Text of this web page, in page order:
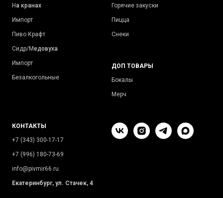
На кранах
Импорт
Пиво Крафт
Сидр/Медовуха
Импорт
Безалкогольные
Горячие закуски
Пицца
Снеки
ДОП ТОВАРЫ
Бокалы
Мерч
КОНТАКТЫ
+7 (343) 300-17-17
+7 (996) 180-73-69
info@pivmir66.ru
Екатеринбург, ул. Стачек, 4